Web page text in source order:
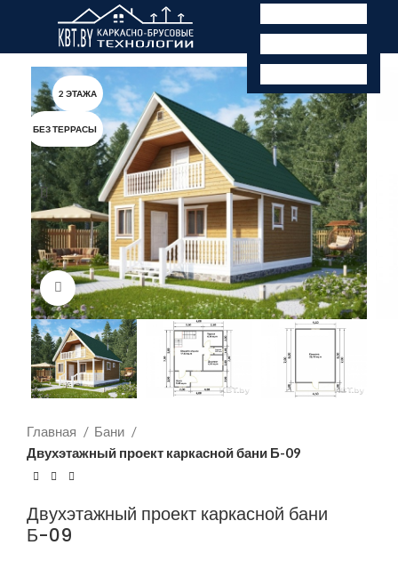
2 ЭТАЖА
БЕЗ ТЕРРАСЫ
Нажмите, чтобы увеличить
Главная
Бани
Двухэтажный проект каркасной бани Б-09
Двухэтажный проект каркасной бани
Б-09